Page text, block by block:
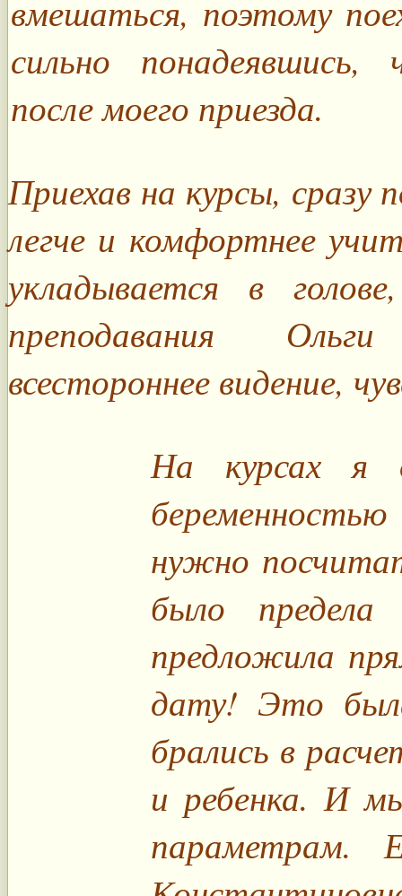
вмешаться, поэтому
сильно
после моего приезда.
Приехав на курсы, сразу
легче и комфортнее
укладывается в
преподавания
всестороннее видение,
На курсах я
нужно
было
предложила
дату! Это
брались в
и ребенка. И
параметрам.